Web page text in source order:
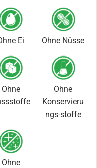
Ei Ohne Nüsse
Ohne
Ohne
Konservieru
ngs-stoffe
Ohne